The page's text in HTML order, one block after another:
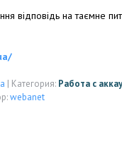
відповідь на таємне
| Категория: Работа с
webanet